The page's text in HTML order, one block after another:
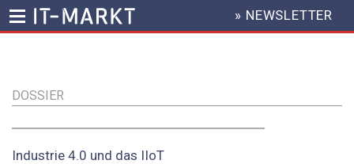
Inhalt
HEADER
MENU
» NEWSLETTER
DOSSIER
Industrie 4.0 und das IIoT